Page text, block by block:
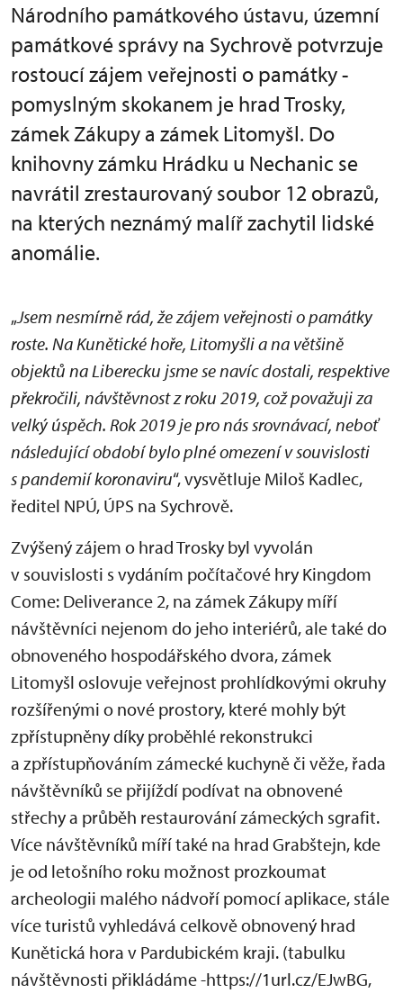
Národního památkového ústavu, územní
památkové správy na Sychrově potvrzuje
rostoucí zájem veřejnosti o památky -
pomyslným skokanem je hrad Trosky,
zámek Zákupy a zámek Litomyšl. Do
knihovny zámku Hrádku u Nechanic se
navrátil zrestaurovaný soubor 12 obrazů,
na kterých neznámý malíř zachytil lidské
anomálie.
„Jsem nesmírně rád, že zájem veřejnosti o památky
roste. Na Kunětické hoře, Litomyšli a na většině
objektů na Liberecku jsme se navíc dostali, respektive
překročili, návštěvnost z roku 2019, což považuji za
velký úspěch. Rok 2019 je pro nás srovnávací, neboť
následující období bylo plné omezení v souvislosti
s pandemií koronaviru“, vysvětluje Miloš Kadlec,
ředitel NPÚ, ÚPS na Sychrově.
Zvýšený zájem o hrad Trosky byl vyvolán
v souvislosti s vydáním počítačové hry Kingdom
Come: Deliverance 2, na zámek Zákupy míří
návštěvníci nejenom do jeho interiérů, ale také do
obnoveného hospodářského dvora, zámek
Litomyšl oslovuje veřejnost prohlídkovými okruhy
rozšířenými o nové prostory, které mohly být
zpřístupněny díky proběhlé rekonstrukci
a zpřístupňováním zámecké kuchyně či věže, řada
návštěvníků se přijíždí podívat na obnovené
střechy a průběh restaurování zámeckých sgrafit.
Více návštěvníků míří také na hrad Grabštejn, kde
je od letošního roku možnost prozkoumat
archeologii malého nádvoří pomocí aplikace, stále
více turistů vyhledává celkově obnovený hrad
Kunětická hora v Pardubickém kraji. (tabulku
návštěvnosti přikládáme -https://1url.cz/EJwBG,